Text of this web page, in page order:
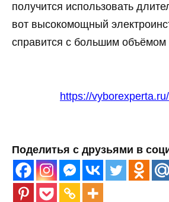
получится использовать
вот высокомощный
справится с большим объёмом
https://
Поделитья с друзьями в